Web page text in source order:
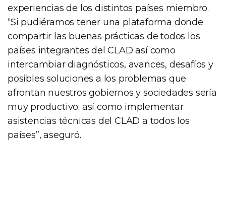
experiencias de los distintos países miembro.
“Si pudiéramos tener una plataforma donde
compartir las buenas prácticas de todos los
países integrantes del CLAD así como
intercambiar diagnósticos, avances, desafíos y
posibles soluciones a los problemas que
afrontan nuestros gobiernos y sociedades sería
muy productivo; así como implementar
asistencias técnicas del CLAD a todos los
países”, aseguró.